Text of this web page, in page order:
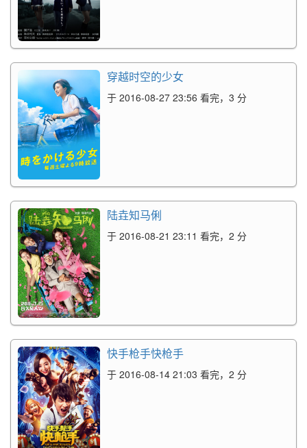
穿越时空的少女
于 2016-08-27 23:56 看完，3 分
陆垚知马俐
于 2016-08-21 23:11 看完，2 分
快手枪手快枪手
于 2016-08-14 21:03 看完，2 分